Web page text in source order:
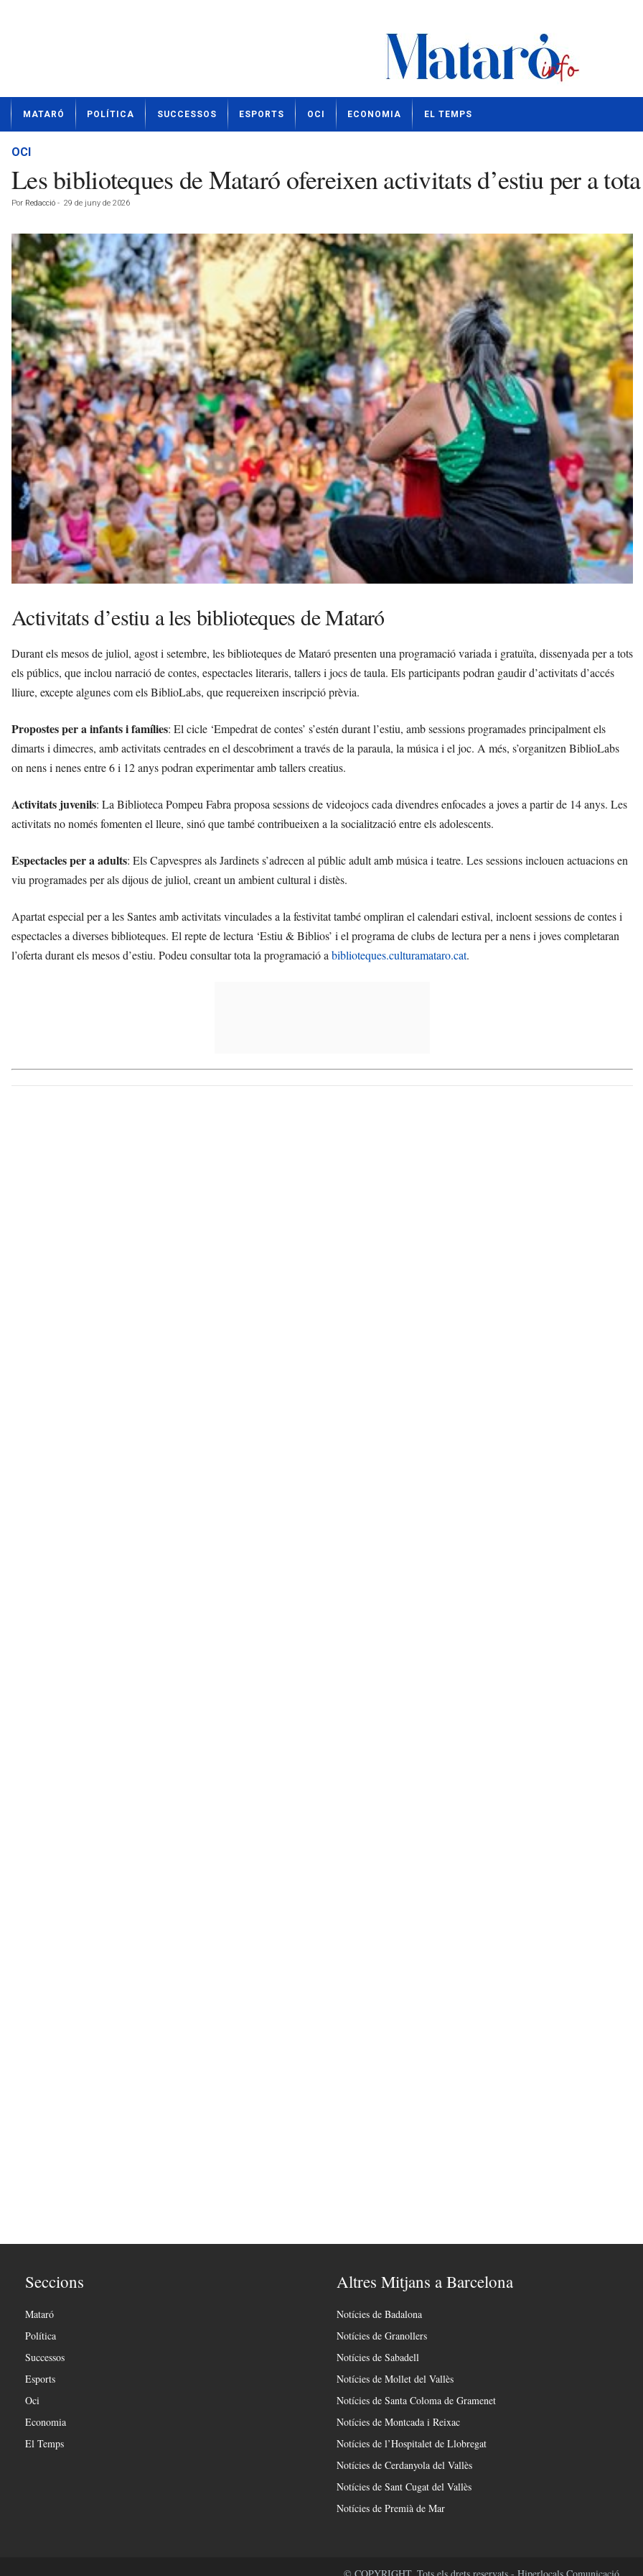
t
MATARÓ POLÍTICA SUCCESSOS ESPORTS OCI ECONOMIA EL TEMPS
OCI
Les biblioteques de Mataró ofereixen activitats d’estiu per a
Por Redacció - 29 de juny de 2026
Activitats d’estiu a les biblioteques de Mataró
Durant els mesos de juliol, agost i setembre, les biblioteques de Mataró presenten una programació variada i gratuïta, dissenyada per a tots
els públics, que inclou narració de contes, espectacles literaris, tallers i jocs de taula. Els participants podran gaudir d’activitats d’accés
lliure, excepte algunes com els BiblioLabs, que requereixen inscripció prèvia.
Propostes per a infants i famílies: El cicle ‘Empedrat de contes’ s’estén durant l’estiu, amb sessions programades principalment els
dimarts i dimecres, amb activitats centrades en el descobriment a través de la paraula, la música i el joc. A més, s’organitzen BiblioLabs
on nens i nenes entre 6 i 12 anys podran experimentar amb tallers creatius.
Activitats juvenils: La Biblioteca Pompeu Fabra proposa sessions de videojocs cada divendres enfocades a joves a partir de 14 anys. Les
activitats no només fomenten el lleure, sinó que també contribueixen a la socialització entre els adolescents.
Espectacles per a adults: Els Capvespres als Jardinets s’adrecen al públic adult amb música i teatre. Les sessions inclouen actuacions en
viu programades per als dijous de juliol, creant un ambient cultural i distès.
Apartat especial per a les Santes amb activitats vinculades a la festivitat també ompliran el calendari estival, incloent sessions de contes i
espectacles a diverses biblioteques. El repte de lectura ‘Estiu & Biblios’ i el programa de clubs de lectura per a nens i joves completaran
l’oferta durant els mesos d’estiu. Podeu consultar tota la programació abiblioteques.culturamataro.cat.
Seccions
Mataró
Política
Successos
Esports
Oci
Economia
El Temps
Altres Mitjans a Barcelona
Notícies de Badalona
Notícies de Granollers
Notícies de Sabadell
Notícies de Mollet del Vallès
Notícies de Santa Coloma de Gramenet
Notícies de Montcada i Reixac
Notícies de l’Hospitalet de Llobregat
Notícies de Cerdanyola del Vallès
Notícies de Sant Cugat del Vallès
Notícies de Premià de Mar